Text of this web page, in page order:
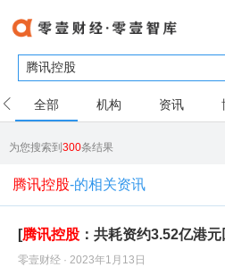
全部 机构 资讯
为您搜索到300条结果
腾讯控股-的相关资讯
[腾讯控股 ：共耗资约3.52亿港
零壹财经 · 2023年1月13日